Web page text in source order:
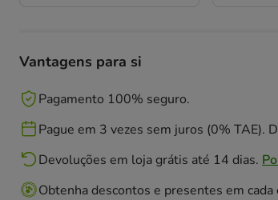
Vantagens para si
Pagamento 100% seguro.
Pague em 3 vezes sem juros (0% TAE).
Devoluções em loja grátis até 14 dias.
Obtenha descontos e presentes em